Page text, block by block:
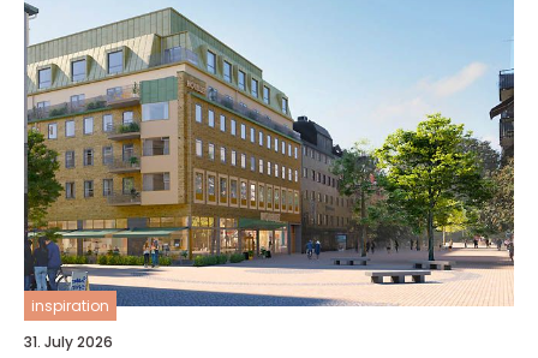
inspiration
31. July 2026